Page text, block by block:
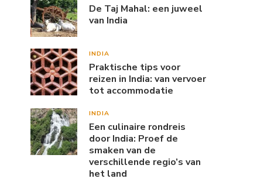
De Taj Mahal: een juweel
van India
INDIA
Praktische tips voor
reizen in India: van vervoer
tot accommodatie
INDIA
Een culinaire rondreis
door India: Proef de
smaken van de
verschillende regio’s van
het land